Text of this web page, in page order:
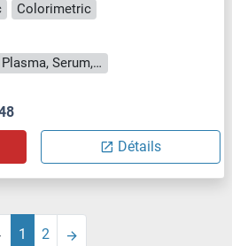
Colorimetric
Cell Culture Supernatant, Plasma, Serum, Tissue Homogenate
Détails
1 2